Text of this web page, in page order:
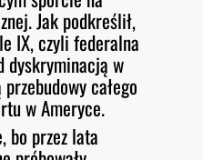
Jak podkreślił,
IX, czyli federalna
dyskryminacją w
całego
w Ameryce.
bo przez lata